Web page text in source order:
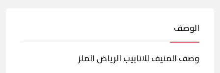
الوصف
وصف المنيف للانابيب الرياض الملز